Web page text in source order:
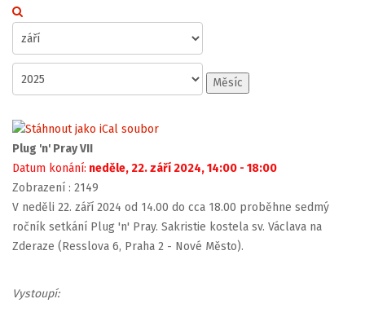
Měsíc
Plug 'n' Pray VII
Datum konání: neděle, 22. září 2024, 14:00 - 18:00
Zobrazení : 2149
V neděli 22. září 2024 od 14.00 do cca 18.00 proběhne sedmý
ročník setkání Plug 'n' Pray. Sakristie kostela sv. Václava na
Zderaze (Resslova 6, Praha 2 - Nové Město).
Vystoupí: